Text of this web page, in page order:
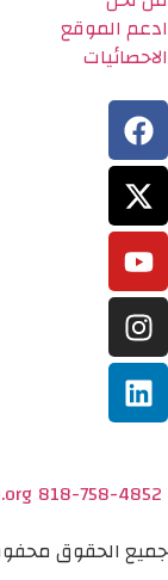
ادعم الموقع
الاحصائيات
818-758-4852
جميع الحقوق محفوظة